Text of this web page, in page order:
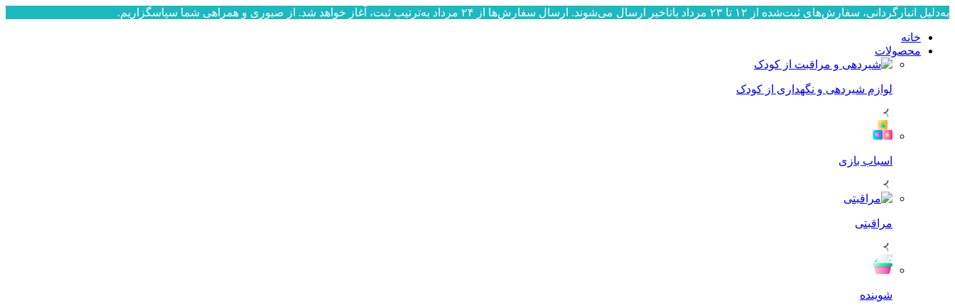
به‌دلیل انبارگردانی، سفارش‌های ثبت‌شده از ۱۲ تا ۲۳ مرداد باتاخیر ارسال می‌شوند. ارسال سفارش‌ها از ۲۴ مرداد به‌ترتیب ثبت، آغاز خواهد شد. از صبوری و همراهی شما سپاسگزاریم.
خانه
محصولات
لوازم شیردهی و نگهداری از کودک
اسباب بازی
مراقبتی
شوینده